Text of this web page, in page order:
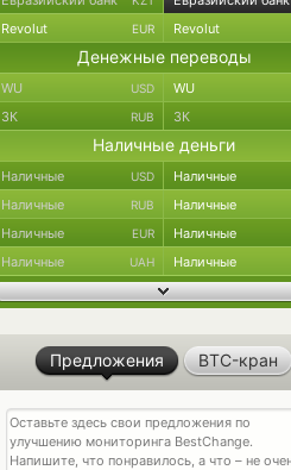
Revolut EUR Revolut
Денежные переводы
WU USD WU
ЗК RUB ЗК
Наличные деньги
Наличные USD Наличные
Наличные RUB Наличные
Наличные EUR Наличные
Наличные UAH Наличные
Предложения BTC-кран